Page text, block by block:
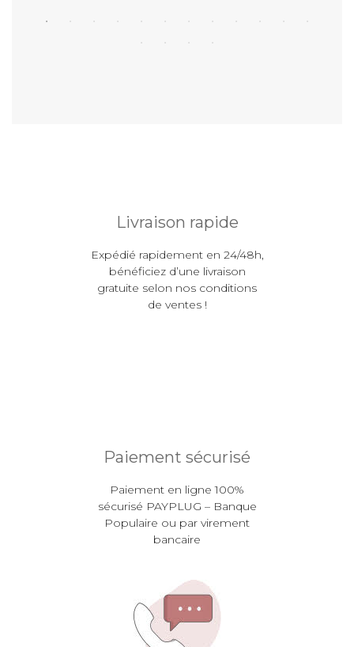
Livraison rapide
Expédié rapidement en 24/48h,
bénéficiez d’une livraison
gratuite selon nos conditions
de ventes !
Paiement sécurisé
Paiement en ligne 100%
sécurisé PAYPLUG – Banque
Populaire ou par virement
bancaire